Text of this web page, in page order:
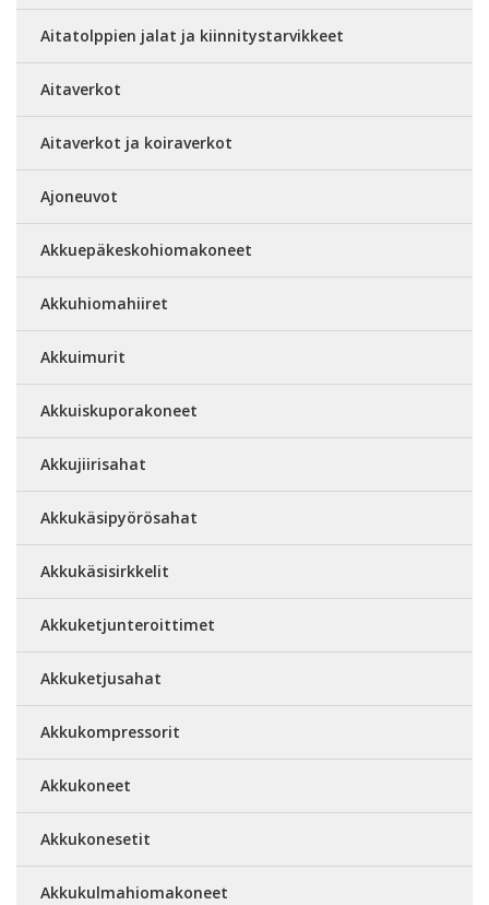
Aitatolppien jalat ja kiinnitystarvikkeet
Aitaverkot
Aitaverkot ja koiraverkot
Ajoneuvot
Akkuepäkeskohiomakoneet
Akkuhiomahiiret
Akkuimurit
Akkuiskuporakoneet
Akkujiirisahat
Akkukäsipyörösahat
Akkukäsisirkkelit
Akkuketjunteroittimet
Akkuketjusahat
Akkukompressorit
Akkukoneet
Akkukonesetit
Akkukulmahiomakoneet